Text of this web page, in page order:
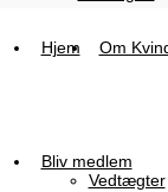
Hjem Om
Bliv medlem
Vedtægter